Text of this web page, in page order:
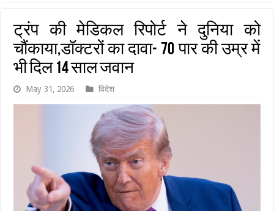
ट्रंप की मेडिकल रिपोर्ट ने दुनिया को
चौंकाया,डॉक्टरों का दावा- 70 पार की उम्र में
भी दिल 14 साल जवान
May 31, 2026 विदेश